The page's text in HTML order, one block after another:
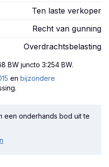
Ten laste verkoper
Recht van gunning
Overdrachtsbelasting
BW juncto 3:254 BW.
en bijzondere
een onderhands bod uit te